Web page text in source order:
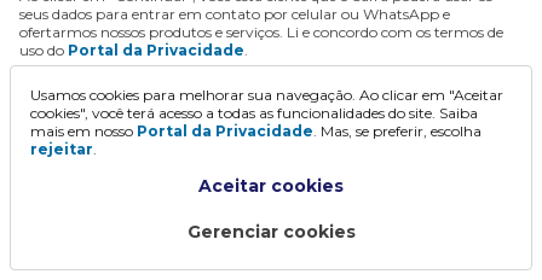
seus dados para entrar em contato por celular ou WhatsApp e
ofertarmos nossos produtos e serviços. Li e concordo com os termos de
uso do Portal da Privacidade.
Continuar
Usamos cookies para melhorar sua navegação. Ao clicar em "Aceitar
cookies", você terá acesso a todas as funcionalidades do site. Saiba
mais em nosso Portal da Privacidade. Mas, se preferir, escolha
rejeitar.
Aceitar cookies
Gerenciar cookies